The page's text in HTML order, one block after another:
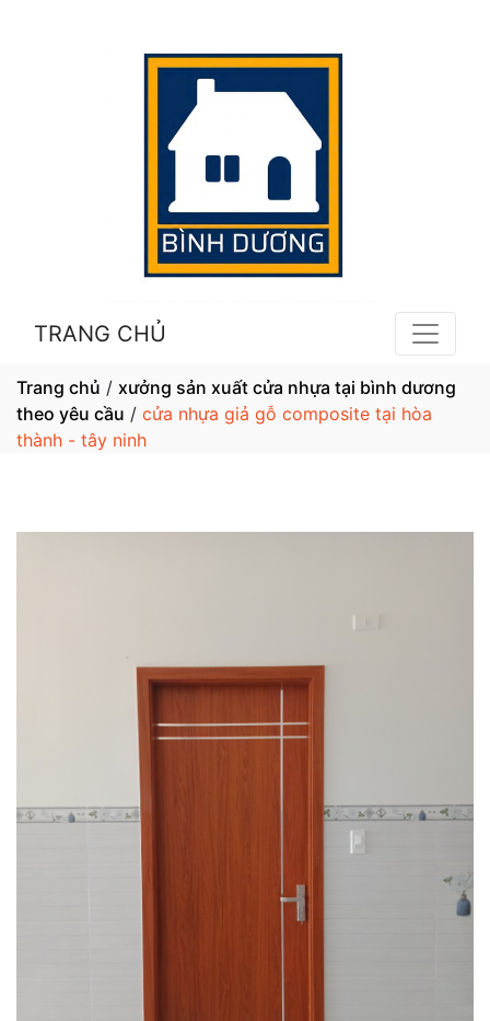
TRANG CHỦ
Trang chủ / xưởng sản xuất cửa nhựa tại bình dương
theo yêu cầu / cửa nhựa giả gỗ composite tại hòa
thành - tây ninh